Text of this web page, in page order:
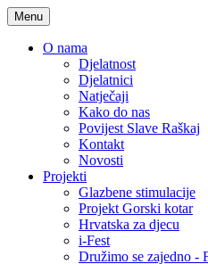
Menu
O nama
Djelatnost
Djelatnici
Natječaji
Kako do nas
Povijest Slave Raškaj
Kontakt
Novosti
Projekti
Glazbene stimulacije
Projekt Gorski kotar
Hrvatska za djecu
i-Fest
Družimo se zajedno -